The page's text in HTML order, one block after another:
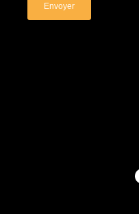
Envoyer